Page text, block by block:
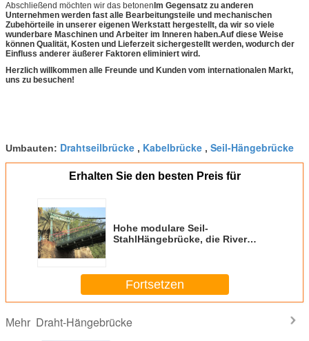
Abschließend möchten wir das betonen Im Gegensatz zu anderen
Unternehmen werden fast alle Bearbeitungsteile und mechanischen
Zubehörteile in unserer eigenen Werkstatt hergestellt, da wir so viele
wunderbare Maschinen und Arbeiter im Inneren haben.Auf diese Weise
können Qualität, Kosten und Lieferzeit sichergestellt werden, wodurch der
Einfluss anderer äußerer Faktoren eliminiert wird.
Herzlich willkommen alle Freunde und Kunden vom internationalen Markt,
uns zu besuchen!
Umbauten: Drahtseilbrücke , Kabelbrücke , Seil-Hängebrücke
Erhalten Sie den besten Preis für
Hohe modulare Seil-
StahlHängebrücke, die River
Fortsetzen
Mehr Draht-Hängebrücke